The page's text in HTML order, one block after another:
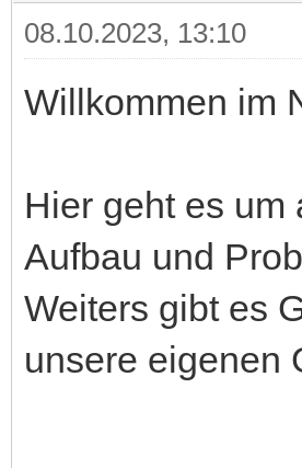
08.10.2023, 13:10
Willkommen im
Hier geht es um
Aufbau und
Weiters gibt es
unsere eigenen